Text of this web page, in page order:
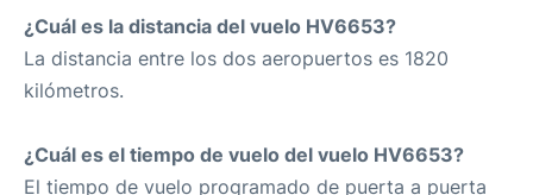
¿Cuál es la distancia del vuelo HV6653?
La distancia entre los dos aeropuertos es 1820
kilómetros.
¿Cuál es el tiempo de vuelo del vuelo HV6653?
El tiempo de vuelo programado de puerta a puerta